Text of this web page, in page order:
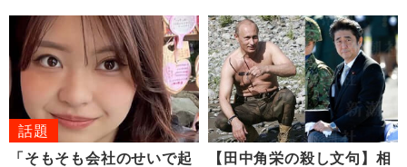
話題
「そもそも会社のせいで起
【田中角栄の殺し文句】相